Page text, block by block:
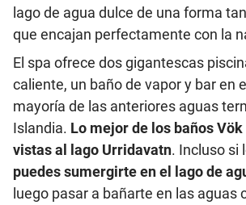
lago de agua dulce de una forma
que encajan perfectamente con la
El spa ofrece dos gigantescas
caliente, un baño de vapor y bar en
mayoría de las anteriores aguas
Islandia. Lo mejor de los baños
vistas al lago Urridavatn. Incluso si
puedes sumergirte en el lago de
luego pasar a bañarte en las aguas